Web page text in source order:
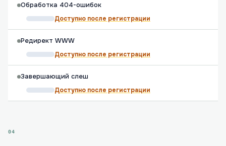
Обработка 404-ошибок
Доступно после регистрации
Редирект WWW
Доступно после регистрации
Завершающий слеш
Доступно после регистрации
04